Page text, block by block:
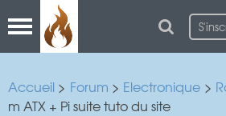
Accueil > Forum > Electronique >
m ATX + Pi suite tuto du site